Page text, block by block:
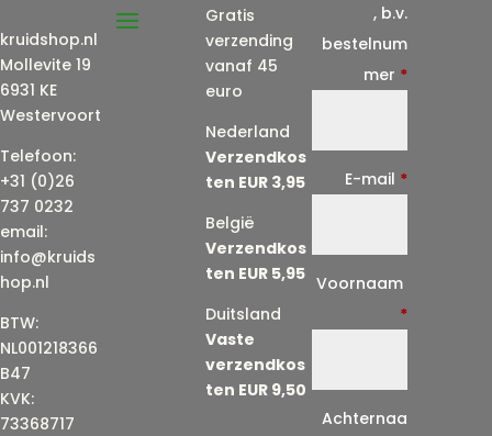
kruidshop.nl
Mollevite 19
6931 KE
Westervoort
Telefoon:
+31 (0)26
737 0232
email:
info@kruids
hop.nl
BTW:
NL001218366
B47
KVK:
73368717
Gratis
verzending
vanaf 45
euro
Nederland
Verzendkos
ten EUR 3,95
België
Verzendkos
ten EUR 5,95
Duitsland
Vaste
verzendkos
ten EUR 9,50
, b.v.
bestelnum
mer *
E-mail *
Voornaam
*
Achternaa